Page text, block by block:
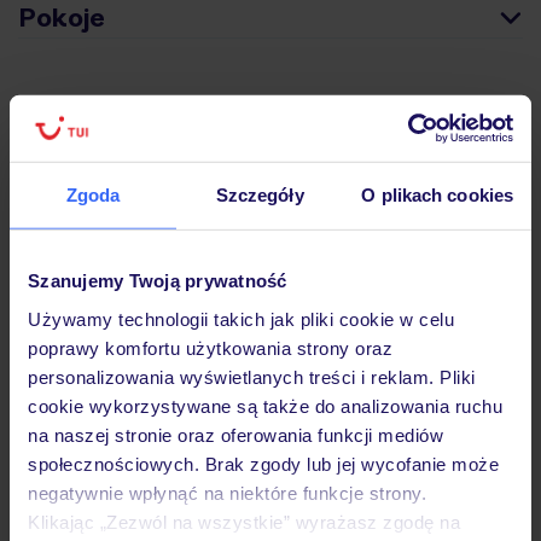
Zgoda Szczegóły O plikach cookies
Szanujemy Twoją prywatność
Używamy technologii takich jak pliki cookie w celu
poprawy komfortu użytkowania strony oraz
personalizowania wyświetlanych treści i reklam. Pliki
cookie wykorzystywane są także do analizowania ruchu
na naszej stronie oraz oferowania funkcji mediów
społecznościowych. Brak zgody lub jej wycofanie może
negatywnie wpłynąć na niektóre funkcje strony.
Klikając „Zezwól na wszystkie” wyrażasz zgodę na
Pokoje
Atrakcje
Ważne informacje
Często zadawane pytania
Jak zmienić uczestników/osobę zgłaszającą?
Czy w Hotelu będzie przedstawiciel TUI?
Na jakiej podstawie i gdzie otrzymam karty
pokładowe/bilety lotnicze?